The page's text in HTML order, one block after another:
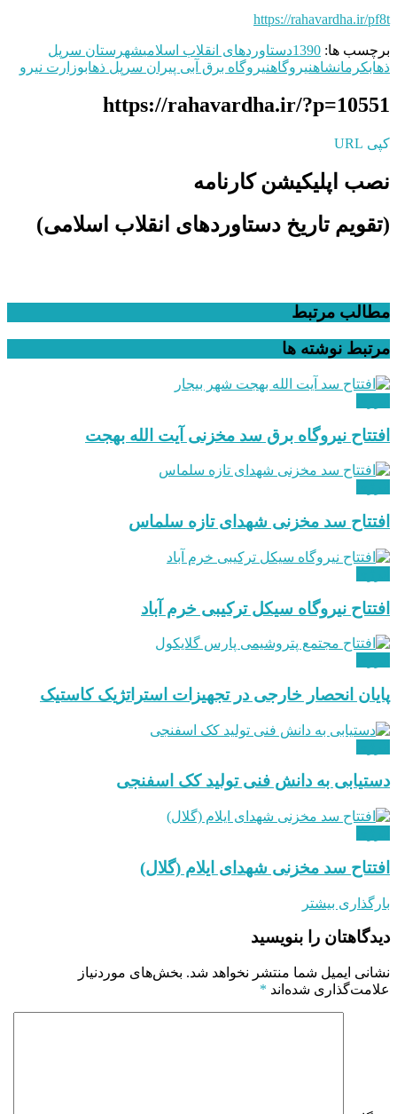
https://rahavardha.ir/pf8t
برچسب ها: 1390دستاوردهای انقلاب اسلامیشهرستان سرپل
ذهابکرمانشاهنیروگاهنیروگاه برق آبی پیران سرپل ذهابوزارت نیرو
https://rahavardha.ir/?p=10551
کپی URL
نصب اپلیکیشن کارنامه
(تقویم تاریخ دستاوردهای انقلاب اسلامی​)
مطالب مرتبط
مرتبط نوشته ها
افتتاح نیروگاه برق سد مخزنی آیت الله بهجت
افتتاح سد مخزنی شهدای تازه سلماس
افتتاح نیروگاه سیکل ترکیبی خرم آباد
پایان انحصار خارجی در تجهیزات استراتژیک کاستیک
دستیابی به دانش فنی تولید کک اسفنجی
افتتاح سد مخزنی شهدای ایلام (گلال)
بارگذاری بیشتر
دیدگاهتان را بنویسید
نشانی ایمیل شما منتشر نخواهد شد. بخش‌های موردنیاز
علامت‌گذاری شده‌اند *